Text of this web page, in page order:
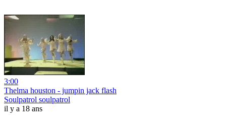
3:00
Thelma houston - jumpin jack flash
Soulpatrol soulpatrol
il y a 18 ans